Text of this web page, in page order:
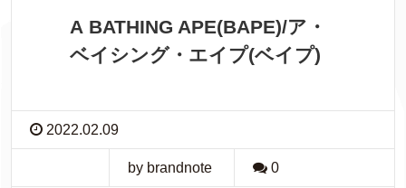
A BATHING APE(BAPE)/ア・
ベイシング・エイプ(ベイプ)
2022.02.09
by brandnote 0